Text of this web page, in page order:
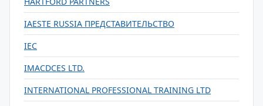
IAESTE RUSSIA ПРЕДСТАВИТЕЛЬСТВО
IEC
IMACDCES LTD.
INTERNATIONAL PROFESSIONAL TRAINING LTD